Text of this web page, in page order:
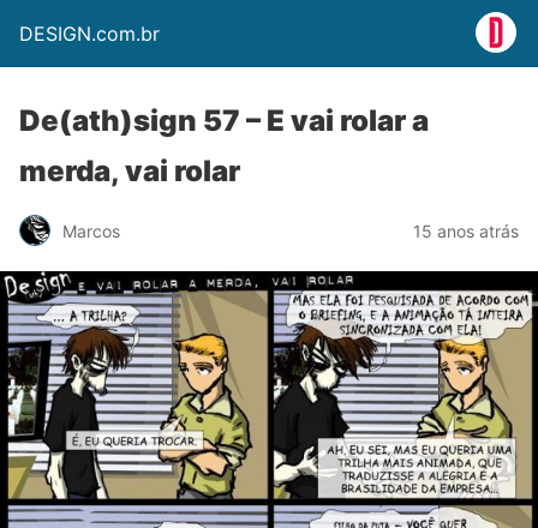
DESIGN.com.br
De(ath)sign 57 – E vai rolar a
merda, vai rolar
Marcos 15 anos atrás